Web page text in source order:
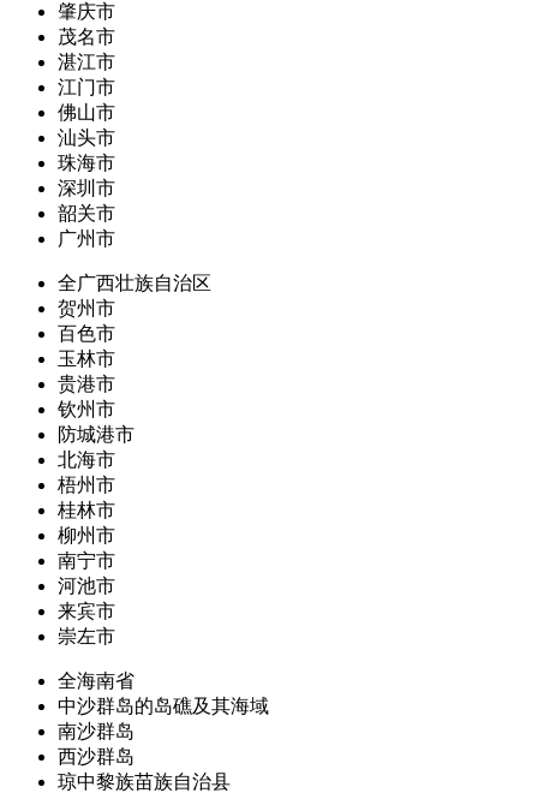
肇庆市
茂名市
湛江市
江门市
佛山市
汕头市
珠海市
深圳市
韶关市
广州市
全广西壮族自治区
贺州市
百色市
玉林市
贵港市
钦州市
防城港市
北海市
梧州市
桂林市
柳州市
南宁市
河池市
来宾市
崇左市
全海南省
中沙群岛的岛礁及其海域
南沙群岛
西沙群岛
琼中黎族苗族自治县